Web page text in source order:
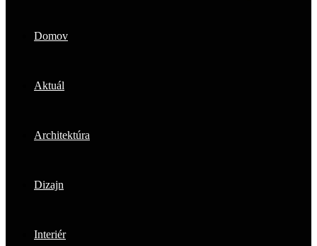
Domov
Aktuál
Architektúra
Dizajn
Interiér